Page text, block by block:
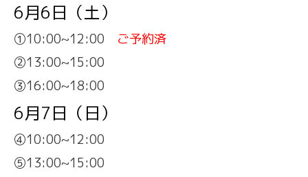
6月6日（土）
①10:00~12:00 ご予約済
②13:00~15:00
③16:00~18:00
6月7日（日）
④10:00~12:00
⑤13:00~15:00